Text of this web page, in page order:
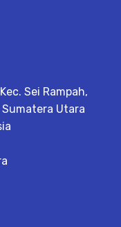
Sei Rampah,
Utara